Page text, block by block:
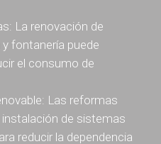
La renovación de
fontanería puede
el consumo de
Las reformas
instalación de sistemas
reducir la dependencia